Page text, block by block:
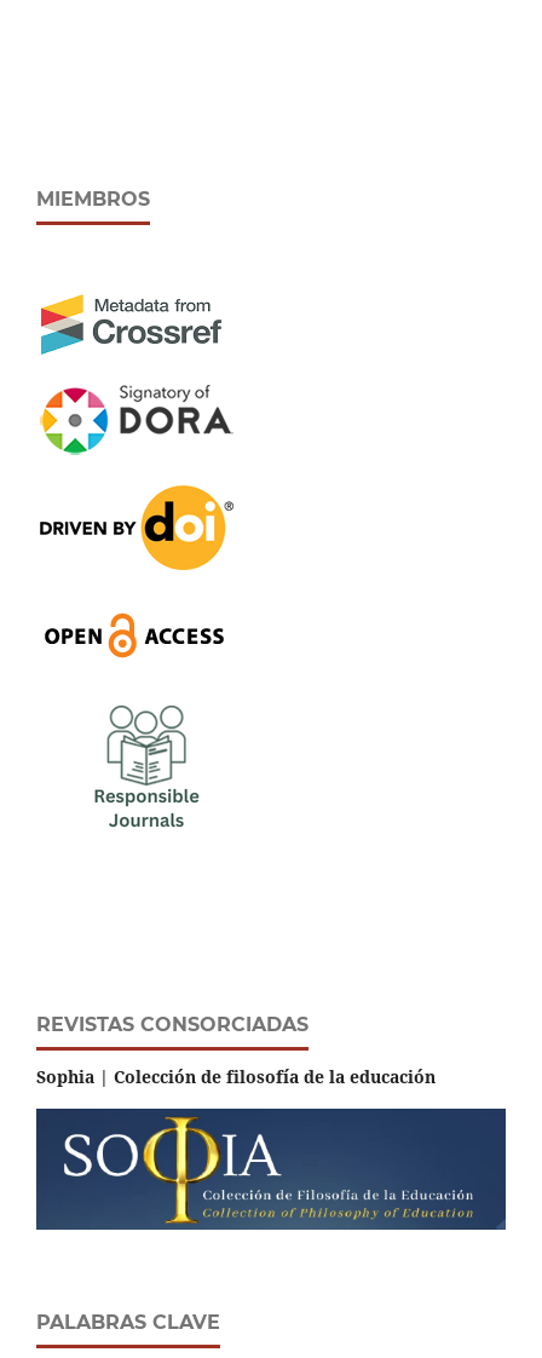
MIEMBROS
REVISTAS CONSORCIADAS
Sophia | Colección de filosofía de la educación
PALABRAS CLAVE